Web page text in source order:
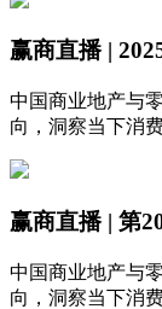
赢商直播 |
中国商业地产与
向，洞察当下消
赢商直播 | 第
中国商业地产与
向，洞察当下消